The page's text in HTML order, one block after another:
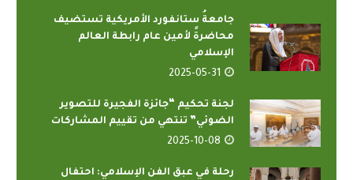
جامعةُ ستانفورد الأمريكية تستضيف
محاضرةً لأمين عام رابطة العالم
الإسلامي
2025-05-31
لجنة تحكيم “جائزة الفجيرة للتصوير
الضوئي” تنتهي من تقييم المشاركات
2025-10-08
رحلة في عبق الفن الإسلامي: احتفال